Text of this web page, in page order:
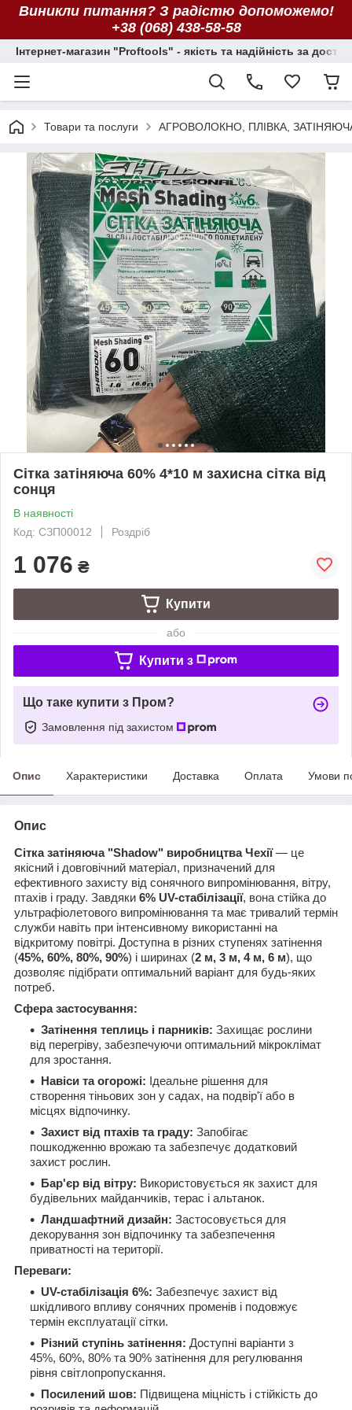
Виникли питання? З радістю допоможемо!
+38 (068) 438-58-58
Інтернет-магазин "Proftools" - якість та надійність за
Товари та послуги АГРОВОЛОКНО, ПЛІВКА,
Сітка затіняюча 60% 4*10 м захисна сітка від
сонця
В наявності
Код: СЗП00012
Роздріб
1 076 ₴
Купити
або
Купити з
Що таке купити з Пром?
Замовлення під захистом
Опис Характеристики Доставка Оплата Умови
Опис
Сітка затіняюча "Shadow" виробництва Чехії— це
якісний і довговічний матеріал, призначений для
ефективного захисту від сонячного випромінювання, вітру,
птахів і граду. Завдяки 6% UV-стабілізації, вона стійка до
ультрафіолетового випромінювання та має тривалий термін
служби навіть при інтенсивному використанні на
відкритому повітрі. Доступна в різних ступенях затінення
(45%, 60%, 80%, 90%) і ширинах (2 м, 3 м, 4 м, 6 м), що
дозволяє підібрати оптимальний варіант для будь-яких
потреб.
Сфера застосування:
Затінення теплиць і парників: Захищає рослини
від перегріву, забезпечуючи оптимальний мікроклімат
для зростання.
Навіси та огорожі: Ідеальне рішення для
створення тіньових зон у садах, на подвір'ї або в
місцях відпочинку.
Захист від птахів та граду: Запобігає
пошкодженню врожаю та забезпечує додатковий
захист рослин.
Бар'єр від вітру: Використовується як захист для
будівельних майданчиків, терас і альтанок.
Ландшафтний дизайн: Застосовується для
декорування зон відпочинку та забезпечення
приватності на території.
Переваги:
UV-стабілізація 6%: Забезпечує захист від
шкідливого впливу сонячних променів і подовжує
термін експлуатації сітки.
Різний ступінь затінення: Доступні варіанти з
45%, 60%, 80% та 90% затінення для регулювання
рівня світлопропускання.
Посилений шов: Підвищена міцність і стійкість до